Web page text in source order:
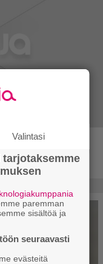
Valintasi
paremman
sisältöä ja
seuraavasti
evästeitä